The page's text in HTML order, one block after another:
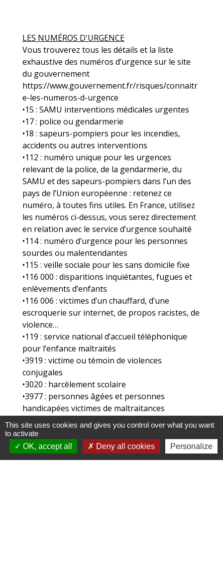
LES NUMÉROS D'URGENCE
Vous trouverez tous les détails et la liste
exhaustive des numéros d’urgence sur le site
du gouvernement
https://www.gouvernement.fr/risques/connaitr
e-les-numeros-d-urgence
•15 : SAMU interventions médicales urgentes
•17 : police ou gendarmerie
•18 : sapeurs-pompiers pour les incendies,
accidents ou autres interventions
•112 : numéro unique pour les urgences
relevant de la police, de la gendarmerie, du
SAMU et des sapeurs-pompiers dans l’un des
pays de l’Union européenne : retenez ce
numéro, à toutes fins utiles. En France, utilisez
les numéros ci-dessus, vous serez directement
en relation avec le service d’urgence souhaité
•114 : numéro d’urgence pour les personnes
sourdes ou malentendantes
•115 : veille sociale pour les sans domicile fixe
•116 000 : disparitions inquiétantes, fugues et
enlèvements d’enfants
•116 006 : victimes d’un chauffard, d’une
escroquerie sur internet, de propos racistes, de
violence…
•119 : service national d’accueil téléphonique
pour l’enfance maltraités
•3919 : victime ou témoin de violences
conjugales
•3020 : harcèlement scolaire
•3977 : personnes âgées et personnes
handicapées victimes de maltraitances
•0.805.805.817 : info escroqueries
This site uses cookies and gives you control over what you want
to activate
OK, accept all
Deny all cookies Personalize